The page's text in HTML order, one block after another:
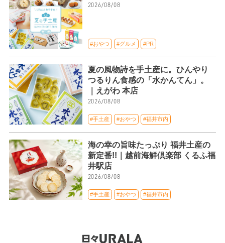
2026/08/08
#おやつ #グルメ #PR
夏の風物詩を手土産に。ひんやり
つるりん食感の「水かんてん」。
｜えがわ 本店
2026/08/08
#手土産 #おやつ #福井市内
海の幸の旨味たっぷり 福井土産の
新定番!!｜越前海鮮倶楽部 くるふ福
井駅店
2026/08/08
#手土産 #おやつ #福井市内